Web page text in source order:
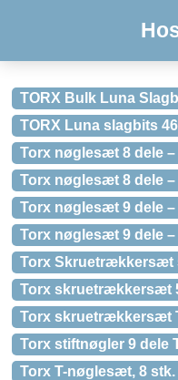
TORX Bulk Luna
TORX Luna slagbits
Torx nøglesæt 8 dele –
Torx nøglesæt 8 dele –
Torx nøglesæt 9 dele –
Torx nøglesæt 9 dele
Torx Skruetrækkersæt
Torx skruetrækkersæt
Torx skruetrækkersæt
Torx stiftnøgler 9 dele
Torx T-nøglesæt, 8 stk.